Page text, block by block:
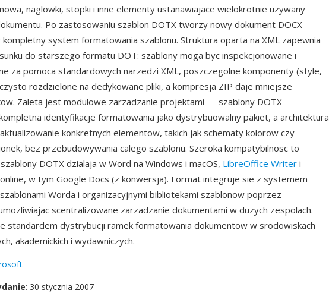
naglowki, stopki i inne elementy ustanawiajace wielokrotnie uzywany
Po zastosowaniu szablon DOTX tworzy nowy dokument DOCX
kompletny system formatowania szablonu. Struktura oparta na XML zapewnia
do starszego formatu DOT: szablony moga byc inspekcjonowane i
za pomoca standardowych narzedzi XML, poszczegolne komponenty (style,
rozdzielone na dedykowane pliki, a kompresja ZIP daje mniejsze
Zaleta jest modulowe zarzadzanie projektami — szablony DOTX
identyfikacje formatowania jako dystrybuowalny pakiet, a architektura
konkretnych elementow, takich jak schematy kolorow czy
bez przebudowywania calego szablonu. Szeroka kompatybilnosc to
DOTX dzialaja w Word na Windows i macOS, LibreOffice Writer i
w tym Google Docs (z konwersja). Format integruje sie z systemem
Worda i organizacyjnymi bibliotekami szablonow poprzez
scentralizowane zarzadzanie dokumentami w duzych zespolach.
standardem dystrybucji ramek formatowania dokumentow w srodowiskach
akademickich i wydawniczych.
: 30 stycznia 2007